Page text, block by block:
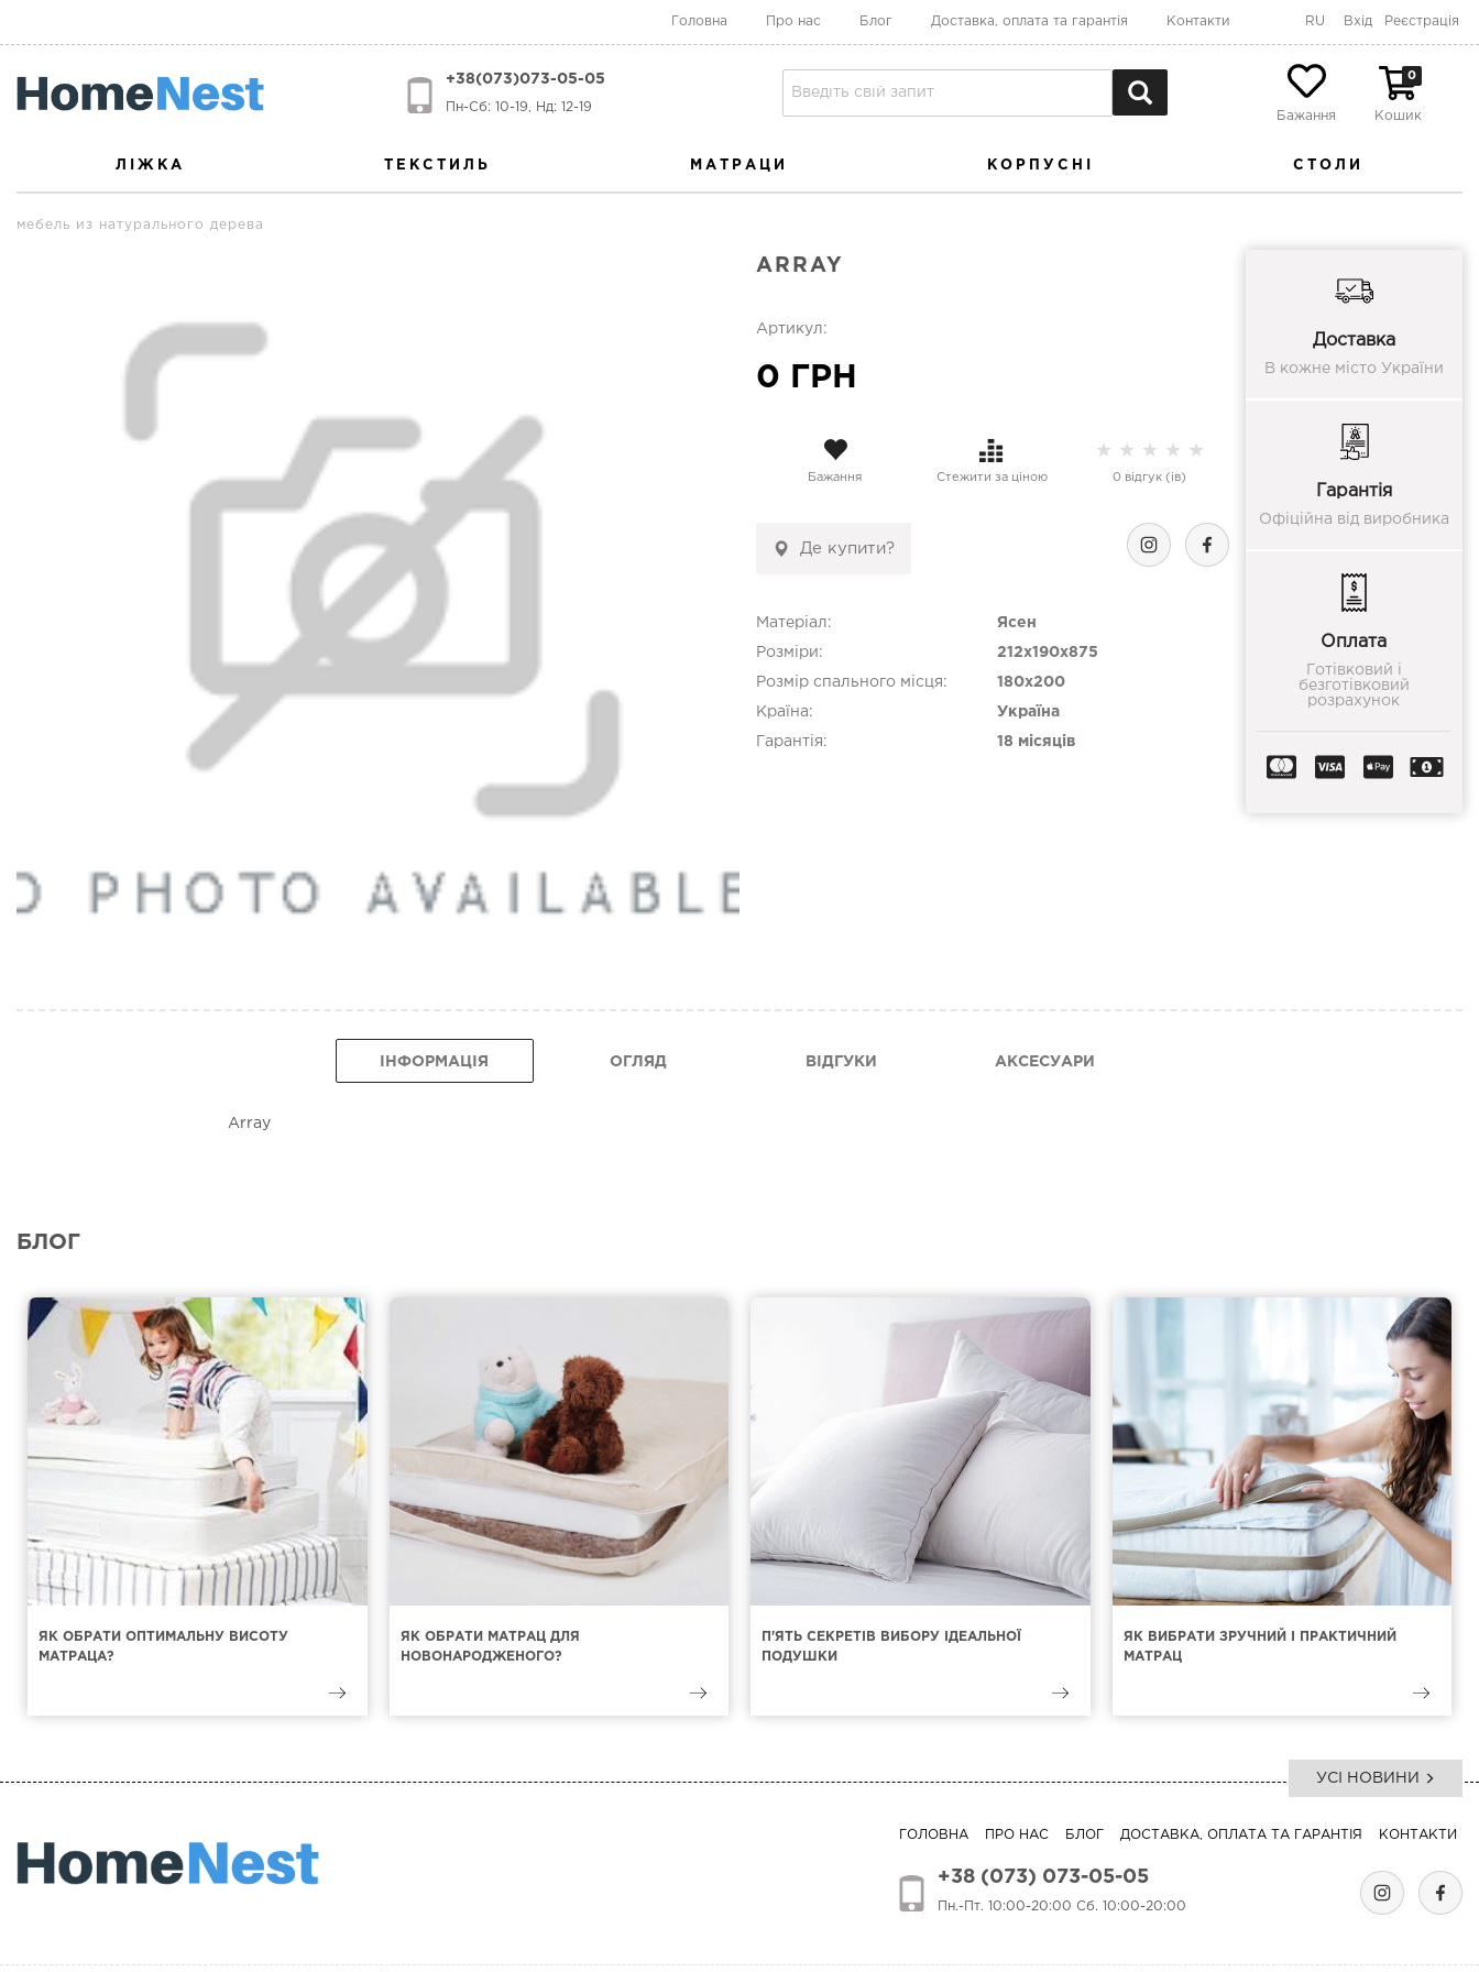
Головна Про нас Блог Доставка, оплата та гарантія Контакти RU Вхід Реєстрація
+38(073)073-05-05
Пн-Сб: 10-19, Нд: 12-19
Бажання
0
Кошик
ЛІЖКА ТЕКСТИЛЬ МАТРАЦИ КОРПУСНІ СТОЛИ
мебель из натурального дерева
ARRAY
Артикул:
0 ГРН
Бажання Стежити за ціною
★ ★ ★ ★ ★
0 відгук (ів)
Де купити?
Матеріал: Ясен
Розміри: 212х190х875
Розмір спального місця: 180х200
Країна: Україна
Гарантія: 18 місяців
Доставка
В кожне місто України
Гарантія
Офіційна від виробника
Оплата
Готівковий і
безготівковий
розрахунок
ІНФОРМАЦІЯ ОГЛЯД ВІДГУКИ АКСЕСУАРИ
Array
БЛОГ
ЯК ОБРАТИ ОПТИМАЛЬНУ ВИСОТУ
МАТРАЦА?
ЯК ОБРАТИ МАТРАЦ ДЛЯ
НОВОНАРОДЖЕНОГО?
П'ЯТЬ СЕКРЕТІВ ВИБОРУ ІДЕАЛЬНОЇ
ПОДУШКИ
ЯК ВИБРАТИ ЗРУЧНИЙ І ПРАКТИЧНИЙ
МАТРАЦ
УСІ НОВИНИ
ГОЛОВНА ПРО НАС БЛОГ ДОСТАВКА, ОПЛАТА ТА ГАРАНТІЯ КОНТАКТИ
+38 (073) 073-05-05
Пн.-Пт. 10:00-20:00 Сб. 10:00-20:00